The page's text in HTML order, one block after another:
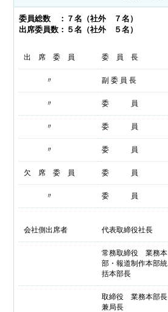
委員総数 ：７名（社外 ７名）
出席委員数：５名（社外 ５名）
出 席 委 員 委 員 長
〃 副 委 員 長
〃 委 員
〃 委 員
〃 委 員
欠 席 委 員 委 員
〃 委 員
会社側出席者 代表取締役社長
常務取締役 業務本
部・報道制作本部統
括本部長
取締役 業務本部長
兼局長